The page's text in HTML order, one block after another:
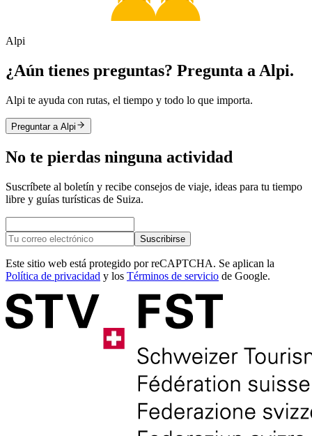
Alpi
¿Aún tienes preguntas? Pregunta a Alpi.
Alpi te ayuda con rutas, el tiempo y todo lo que importa.
Preguntar a Alpi
No te pierdas ninguna actividad
Suscríbete al boletín y recibe consejos de viaje, ideas para tu tiempo
libre y guías turísticas de Suiza.
Suscribirse
Este sitio web está protegido por reCAPTCHA. Se aplican la
Política de privacidad y los Términos de servicio de Google.